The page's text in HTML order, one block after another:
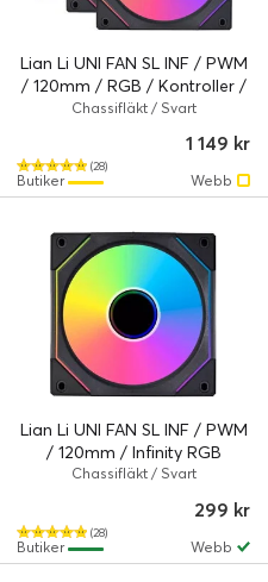
Lian Li UNI FAN SL INF / PWM
/ 120mm / RGB / Kontroller /
3-pack
Chassifläkt / Svart
(28)
1 149 kr
Webb
Butiker
Lian Li UNI FAN SL INF / PWM
/ 120mm / Infinity RGB
Chassifläkt / Svart
(28)
299 kr
Webb
Butiker